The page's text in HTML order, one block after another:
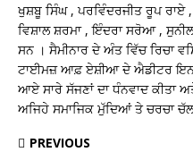
ਖੁਸ਼ਬੂ ਸਿੰਘ , ਪਰਵਿੰਦਰਜੀਤ ਰੂਪ ਰਾਏ
ਵਿਸ਼ਾਲ ਸ਼ਰਮਾ , ਇੰਦਰਾ ਸਰੋਆ ,
ਸਨ । ਸੈਮੀਨਾਰ ਦੇ ਅੰਤ ਵਿੱਚ ਰਿਚਾ
ਟਾਈਮਜ਼ ਆਫ਼ ਏਸ਼ੀਆ ਦੇ ਐਡੀਟਰ ਇਨ
ਆਏ ਸਾਰੇ ਸੱਜਣਾਂ ਦਾ ਧੰਨਵਾਦ ਕੀਤਾ
ਅਜਿਹੇ ਸਮਾਜਿਕ ਮੁੱਦਿਆਂ ਤੇ ਚਰਚਾ
PREVIOUS